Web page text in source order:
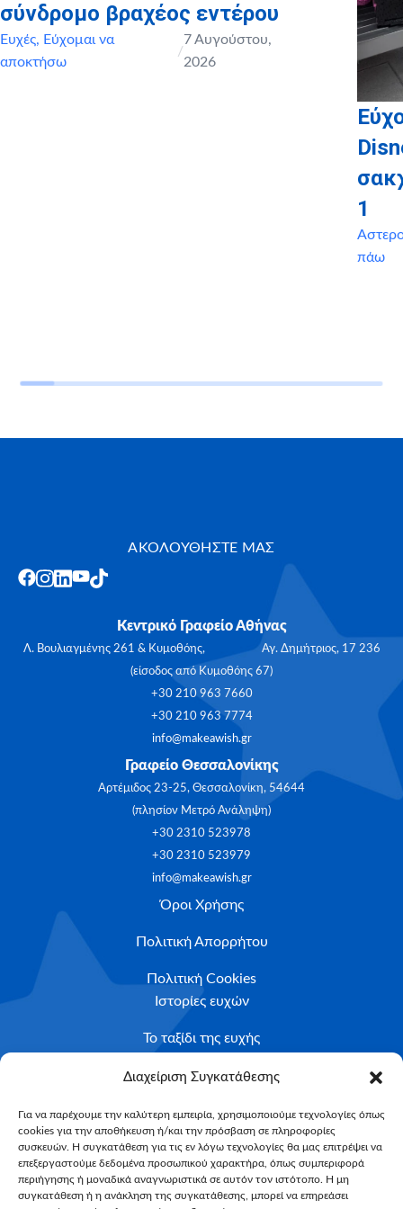
Διαχείριση Συγκατάθεσης
Για να παρέχουμε την καλύτερη εμπειρία, χρησιμοποιούμε τεχνολογίες όπως
cookies για την αποθήκευση ή/και την πρόσβαση σε πληροφορίες
συσκευών. Η συγκατάθεση για τις εν λόγω τεχνολογίες θα μας επιτρέψει να
επεξεργαστούμε δεδομένα προσωπικού χαρακτήρα, όπως συμπεριφορά
περιήγησης ή μοναδικά αναγνωριστικά σε αυτόν τον ιστότοπο. Η μη
συγκατάθεση ή η ανάκληση της συγκατάθεσης, μπορεί να επηρεάσει
σύνδρομο βραχέος εντέρου
Ευχές, Εύχομαι να
αποκτήσω
/
7 Αυγούστου,
2026
1
πάω
ΑΚΟΛΟΥΘΗΣΤΕ ΜΑΣ
Κεντρικό Γραφείο Αθήνας
Λ. Βουλιαγμένης 261 & Κυμοθόης, Αγ. Δημήτριος, 17 236
(είσοδος από Κυμοθόης 67)
+30 210 963 7660
+30 210 963 7774
info@makeawish.gr
Γραφείο Θεσσαλονίκης
Αρτέμιδος 23-25, Θεσσαλονίκη, 54644
(πλησίον Μετρό Ανάληψη)
+30 2310 523978
+30 2310 523979
info@makeawish.gr
Όροι Χρήσης
Πολιτική Απορρήτου
Πολιτική Cookies
Ιστορίες ευχών
Το ταξίδι της ευχής
Κριτήρια Καταλληλότητας
Υποβολή Αιτήματος
NEWSLETTER
Email*